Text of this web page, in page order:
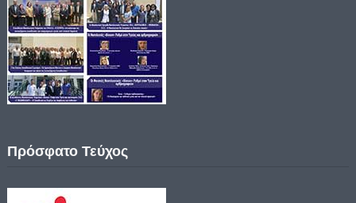
Πρόσφατο Τεύχος